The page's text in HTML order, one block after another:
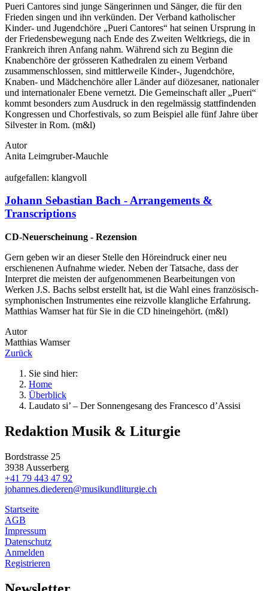
Pueri Cantores sind junge Sängerinnen und Sänger, die für den
Frieden singen und ihn verkünden. Der Verband katholischer
Kinder- und Jugendchöre „Pueri Cantores“ hat seinen Ursprung in
der Friedensbewegung nach Ende des Zweiten Weltkriegs, die in
Frankreich ihren Anfang nahm. Während sich zu Beginn die
Knabenchöre der grösseren Kathedralen zu einem Verband
zusammenschlossen, sind mittlerweile Kinder-, Jugendchöre,
Knaben- und Mädchenchöre aller Länder auf diözesaner, nationaler
und internationaler Ebene vernetzt. Die Gemeinschaft aller „Pueri“
kommt besonders zum Ausdruck in den regelmässig stattfindenden
Kongressen und Chorfestivals, so zum Beispiel alle fünf Jahre über
Silvester in Rom. (m&l)
Autor
Anita Leimgruber-Mauchle
aufgefallen: klangvoll
Johann Sebastian Bach - Arrangements &
Transcriptions
CD-Neuerscheinung - Rezension
Gern geben wir an dieser Stelle den Höreindruck einer neu
erschienenen Aufnahme wieder. Neben der Tatsache, dass der
Interpret die meisten der aufgenommenen Bearbeitungen von
Werken J.S. Bachs selbst erstellt hat, ist die Wahl eines französisch-
symphonischen Instrumentes eine reizvolle klangliche Erfahrung.
Matthias Wamser hat für Sie in die CD hineingehört. (m&l)
Autor
Matthias Wamser
Zurück
Sie sind hier:
Home
Überblick
Laudato si’ – Der Sonnengesang des Francesco d’Assisi
Redaktion Musik & Liturgie
Bordstrasse 25
3938 Ausserberg
+41 79 443 47 92
johannes.diederen@musikundliturgie.ch
Startseite
AGB
Impressum
Datenschutz
Anmelden
Registrieren